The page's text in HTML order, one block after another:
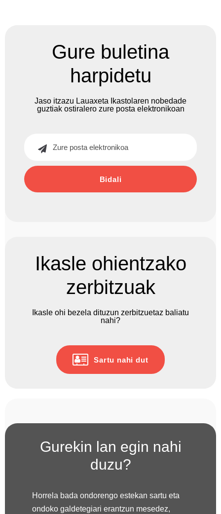
Gure buletina
harpidetu
Jaso itzazu Lauaxeta Ikastolaren nobedade
guztiak ostiralero zure posta elektronikoan
Ikasle ohientzako
zerbitzuak
Ikasle ohi bezela dituzun zerbitzuetaz baliatu
nahi?
Sartu nahi dut
Gurekin lan egin nahi
duzu?
Horrela bada ondorengo estekan sartu eta
ondoko galdetegiari erantzun mesedez,